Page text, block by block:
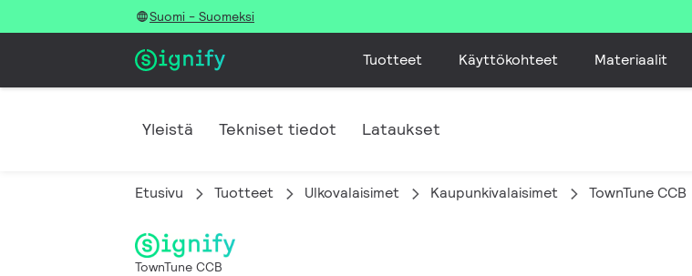
Suomi - Suomeksi
Tuotteet Käyttökohteet Materiaalit
Yleistä Tekniset tiedot Lataukset
Etusivu Tuotteet Ulkovalaisimet Kaupunkivalaisimet TownTune CCB
TownTune CCB